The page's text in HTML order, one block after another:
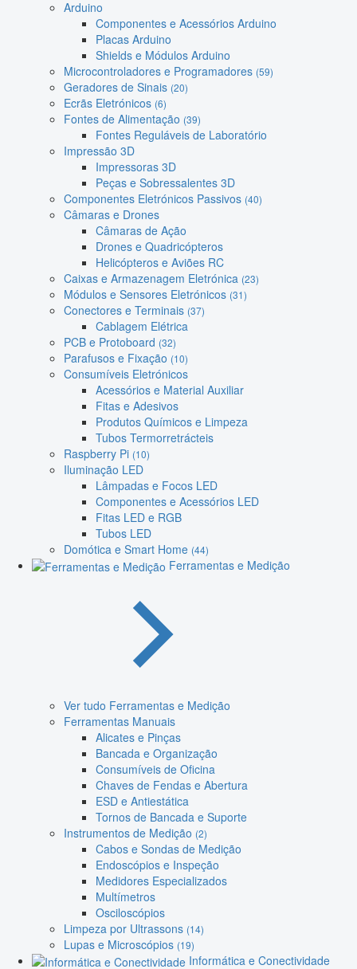
Arduino
Componentes e Acessórios Arduino
Placas Arduino
Shields e Módulos Arduino
Microcontroladores e Programadores (59)
Geradores de Sinais (20)
Ecrãs Eletrónicos (6)
Fontes de Alimentação (39)
Fontes Reguláveis de Laboratório
Impressão 3D
Impressoras 3D
Peças e Sobressalentes 3D
Componentes Eletrónicos Passivos (40)
Câmaras e Drones
Câmaras de Ação
Drones e Quadricópteros
Helicópteros e Aviões RC
Caixas e Armazenagem Eletrónica (23)
Módulos e Sensores Eletrónicos (31)
Conectores e Terminais (37)
Cablagem Elétrica
PCB e Protoboard (32)
Parafusos e Fixação (10)
Consumíveis Eletrónicos
Acessórios e Material Auxiliar
Fitas e Adesivos
Produtos Químicos e Limpeza
Tubos Termorretrácteis
Raspberry Pi (10)
Iluminação LED
Lâmpadas e Focos LED
Componentes e Acessórios LED
Fitas LED e RGB
Tubos LED
Domótica e Smart Home (44)
Ferramentas e Medição
Ver tudo Ferramentas e Medição
Ferramentas Manuais
Alicates e Pinças
Bancada e Organização
Consumíveis de Oficina
Chaves de Fendas e Abertura
ESD e Antiestática
Tornos de Bancada e Suporte
Instrumentos de Medição (2)
Cabos e Sondas de Medição
Endoscópios e Inspeção
Medidores Especializados
Multímetros
Osciloscópios
Limpeza por Ultrassons (14)
Lupas e Microscópios (19)
Informática e Conectividade